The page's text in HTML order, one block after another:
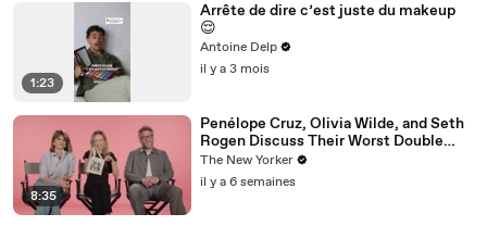
1:23
Arrête de dire c’est juste du makeup
😌
Antoine Delp
il y a 3 mois
8:35
Penélope Cruz, Olivia Wilde, and Seth
Rogen Discuss Their Worst Double
Dates | The Mini Interview
The New Yorker
il y a 6 semaines